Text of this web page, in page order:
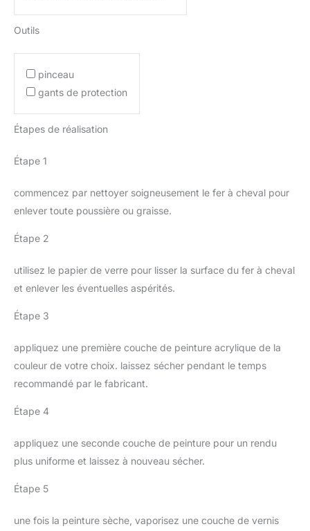
Outils
pinceau
gants de protection
Étapes de réalisation
Étape 1
commencez par nettoyer soigneusement le fer à cheval pour
enlever toute poussière ou graisse.
Étape 2
utilisez le papier de verre pour lisser la surface du fer à cheval
et enlever les éventuelles aspérités.
Étape 3
appliquez une première couche de peinture acrylique de la
couleur de votre choix. laissez sécher pendant le temps
recommandé par le fabricant.
Étape 4
appliquez une seconde couche de peinture pour un rendu
plus uniforme et laissez à nouveau sécher.
Étape 5
une fois la peinture sèche, vaporisez une couche de vernis